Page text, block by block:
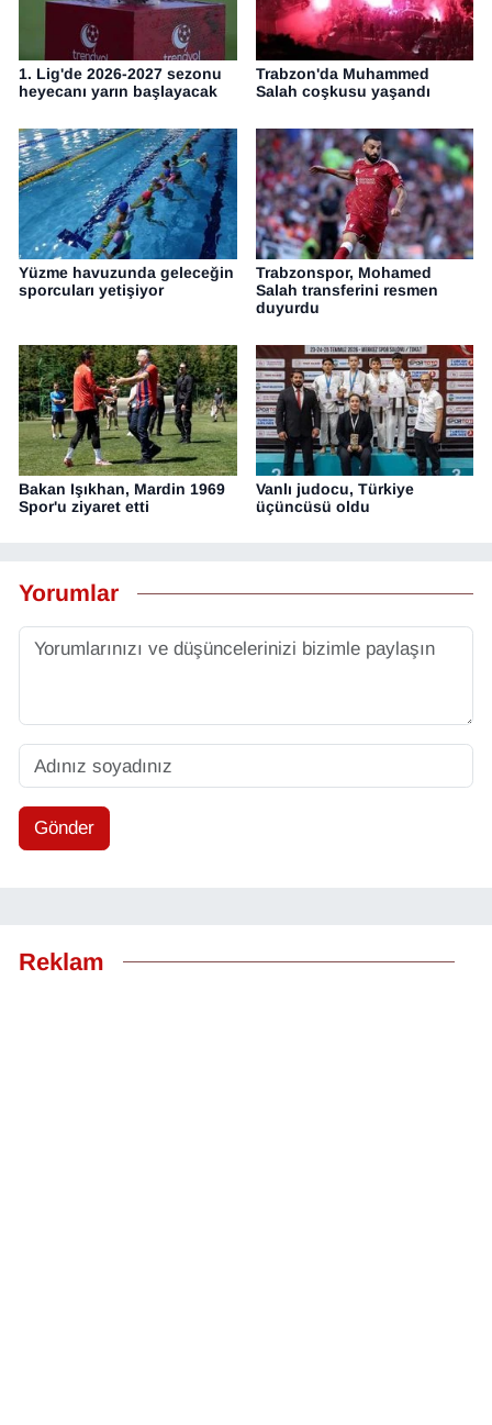
1. Lig'de 2026-2027 sezonu
heyecanı yarın başlayacak
Trabzon'da Muhammed
Salah coşkusu yaşandı
Yüzme havuzunda geleceğin
sporcuları yetişiyor
Trabzonspor, Mohamed
Salah transferini resmen
duyurdu
Bakan Işıkhan, Mardin 1969
Spor'u ziyaret etti
Vanlı judocu, Türkiye
üçüncüsü oldu
Yorumlar
Gönder
Reklam